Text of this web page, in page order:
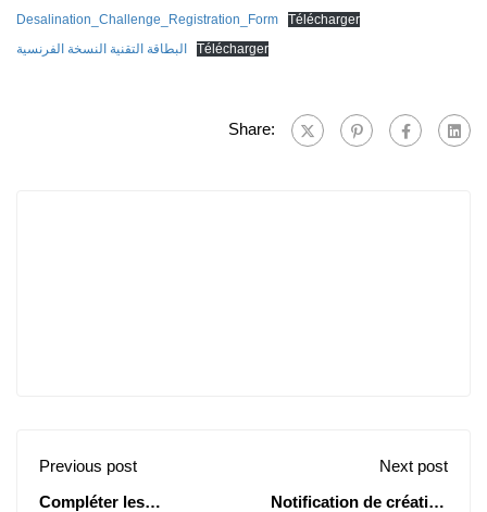
Desalination_Challenge_Registration_Form
Télécharger
البطاقة التقنية النسخة الفرنسية
Télécharger
Share:
Previous post
Compléter les
Next post
Notification de création